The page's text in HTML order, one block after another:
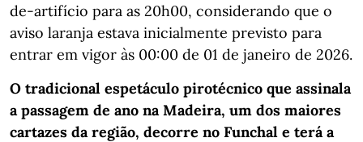
de-artifício para as 20h00, considerando que o
aviso laranja estava inicialmente previsto para
entrar em vigor às 00:00 de 01 de janeiro de 2026.
O tradicional espetáculo pirotécnico que assinala
a passagem de ano na Madeira, um dos maiores
cartazes da região, decorre no Funchal e terá a